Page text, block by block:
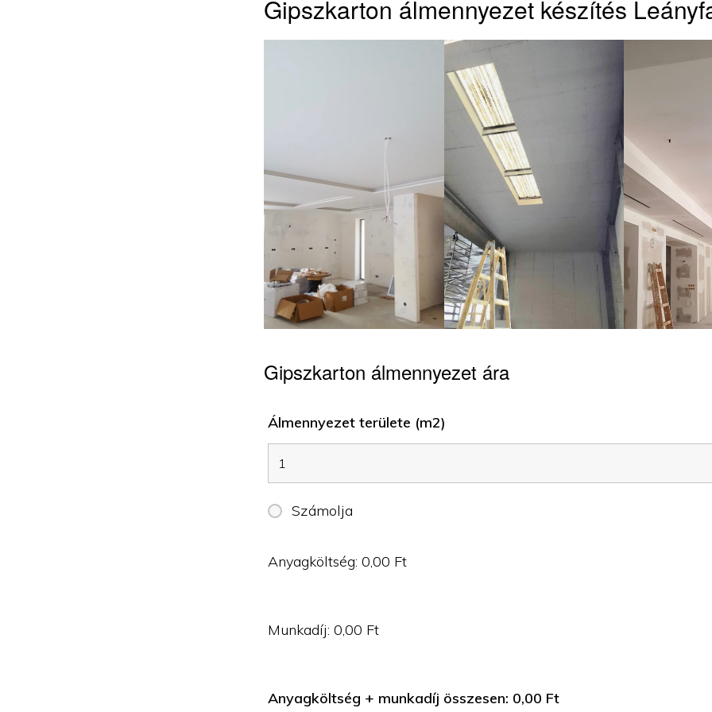
Gipszkarton álmennyezet készítés
Gipszkarton álmennyezet ára
Álmennyezet területe (m2)
Számolja
Anyagköltség: 0,00 Ft
Munkadíj: 0,00 Ft
Anyagköltség + munkadíj összesen: 0,00 Ft